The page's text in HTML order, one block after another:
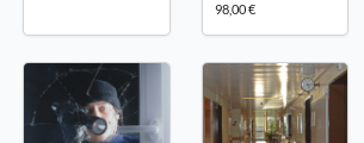
98,00 €